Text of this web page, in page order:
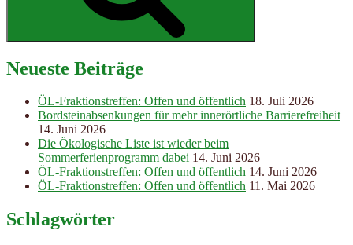
Neueste Beiträge
ÖL-Fraktionstreffen: Offen und öffentlich 18. Juli 2026
Bordsteinabsenkungen für mehr innerörtliche Barrierefreiheit
14. Juni 2026
Die Ökologische Liste ist wieder beim
Sommerferienprogramm dabei 14. Juni 2026
ÖL-Fraktionstreffen: Offen und öffentlich 14. Juni 2026
ÖL-Fraktionstreffen: Offen und öffentlich 11. Mai 2026
Schlagwörter